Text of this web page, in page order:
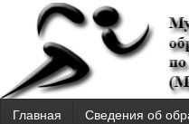
Главная Сведения об